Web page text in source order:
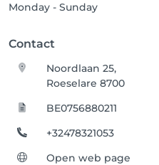
Monday - Sunday
Contact
Noordlaan 25,
Roeselare 8700
BE0756880211
+32478321053
Open web page